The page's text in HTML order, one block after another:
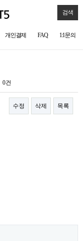
검색
개인결제 FAQ 1:1문의
0건
수정 삭제 목록